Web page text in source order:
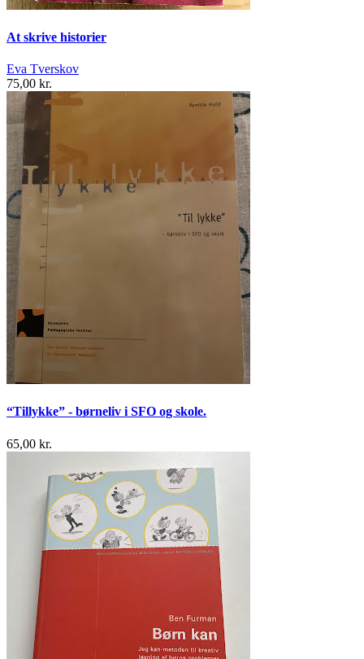
At skrive historier
Eva Tverskov
75,00 kr.
“Tillykke” - børneliv i SFO og skole.
65,00 kr.